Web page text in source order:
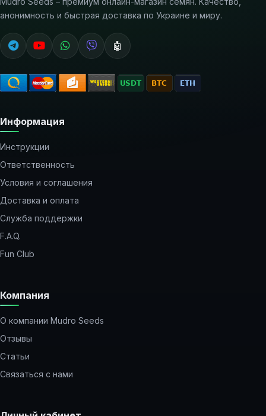
анонимность и быстрая доставка по Украине и миру.
🤖
Информация
Инструкции
Ответственность
Условия и соглашения
Доставка и оплата
Служба поддержки
F.A.Q.
Fun Club
Компания
О компании Mudro Seeds
Отзывы
Статьи
Связаться с нами